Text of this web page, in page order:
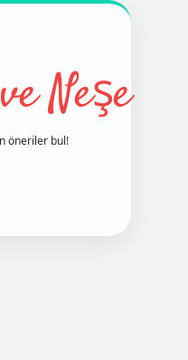
Neşe
öneriler bul!